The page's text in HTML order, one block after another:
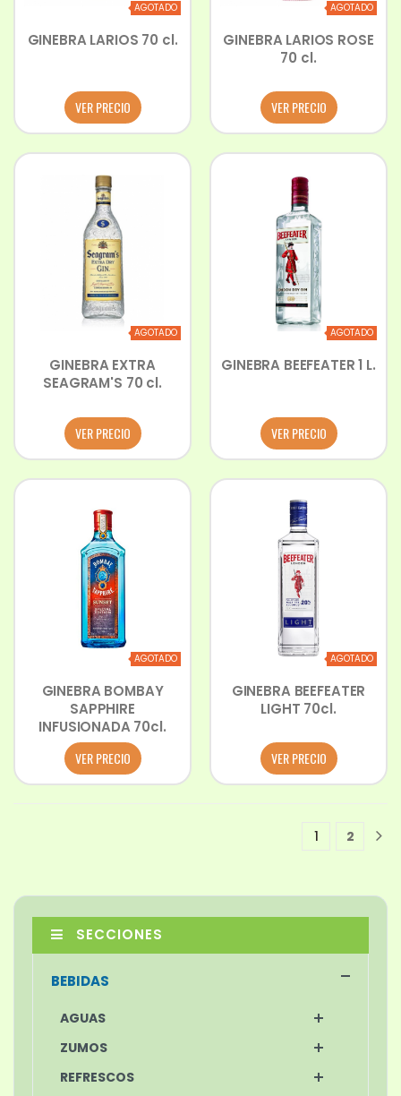
AGOTADO
GINEBRA LARIOS 70 cl.
VER PRECIO
AGOTADO
GINEBRA LARIOS ROSE
70 cl.
VER PRECIO
AGOTADO
GINEBRA EXTRA
SEAGRAM'S 70 cl.
VER PRECIO
AGOTADO
GINEBRA BEEFEATER 1 L.
VER PRECIO
AGOTADO
GINEBRA BOMBAY
SAPPHIRE
INFUSIONADA 70cl.
VER PRECIO
AGOTADO
GINEBRA BEEFEATER
LIGHT 70cl.
VER PRECIO
11 2
SECCIONES
BEBIDAS
AGUAS
ZUMOS
REFRESCOS